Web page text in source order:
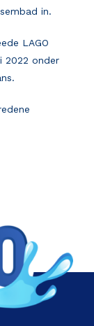
in.
LAGO
2022 onder